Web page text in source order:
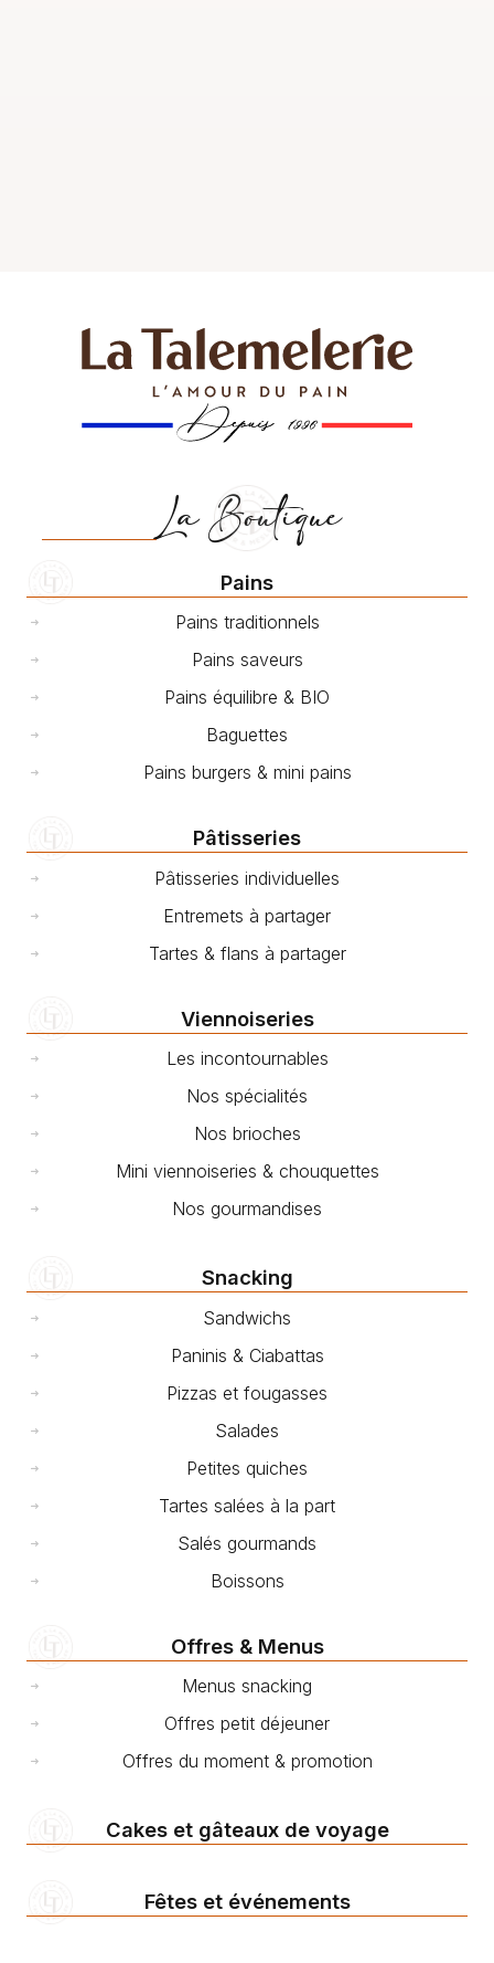
La Boutique
Pains
Pains traditionnels
Pains saveurs
Pains équilibre & BIO
Baguettes
Pains burgers & mini pains
Pâtisseries
Pâtisseries individuelles
Entremets à partager
Tartes & flans à partager
Viennoiseries
Les incontournables
Nos spécialités
Nos brioches
Mini viennoiseries & chouquettes
Nos gourmandises
Snacking
Sandwichs
Paninis & Ciabattas
Pizzas et fougasses
Salades
Petites quiches
Tartes salées à la part
Salés gourmands
Boissons
Offres & Menus
Menus snacking
Offres petit déjeuner
Offres du moment & promotion
Cakes et gâteaux de voyage
Fêtes et événements